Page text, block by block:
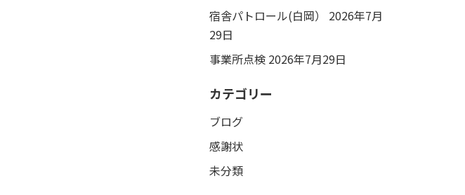
宿舎パトロール(白岡）
2026年7月
29日
事業所点検 2026年7月29日
カテゴリー
ブログ
感謝状
未分類